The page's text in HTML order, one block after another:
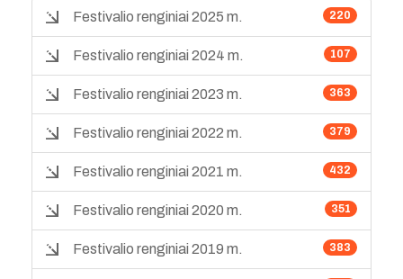
220
Festivalio renginiai 2025 m.
107
Festivalio renginiai 2024 m.
363
Festivalio renginiai 2023 m.
379
Festivalio renginiai 2022 m.
432
Festivalio renginiai 2021 m.
351
Festivalio renginiai 2020 m.
383
Festivalio renginiai 2019 m.